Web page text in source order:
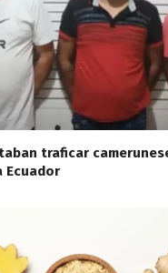
traficar
Ecuador